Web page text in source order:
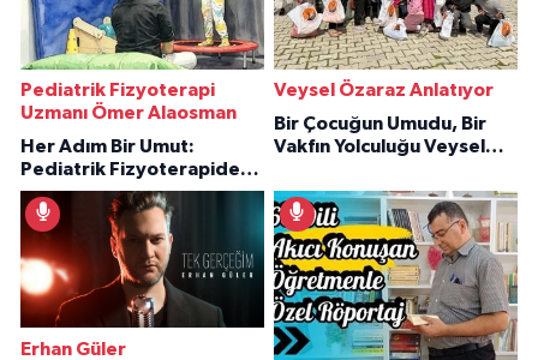
Pediatrik Fizyoterapi
Uzmanı Ömer Alaosman
Her Adım Bir Umut:
Pediatrik Fizyoterapiden
İlham Veren Hikâyeler
Veysel Özaraz Anlatıyor
Bir Çocuğun Umudu, Bir
Vakfın Yolculuğu Veysel
Erhan Güler